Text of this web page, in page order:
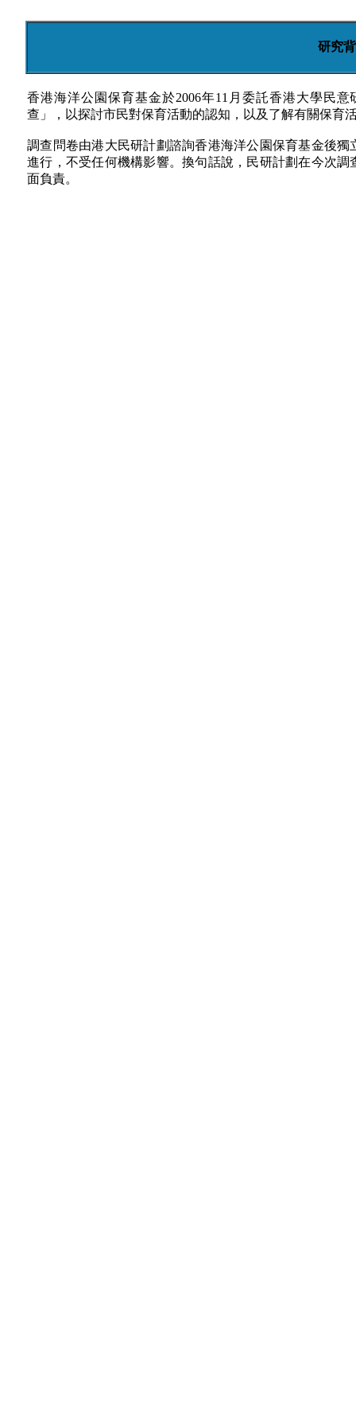
研究
香港海洋公園保育基金於2006年11月委託香港大學民
查」，以探討市民對保育活動的認知，以及了解有關保育
調查問卷由港大民研計劃諮詢香港海洋公園保育基金後
進行，不受任何機構影響。換句話說，民研計劃在今次
面負責。